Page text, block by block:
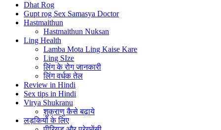
Dhat Rog
Gupt rog Sex Samasya Doctor
Hastmaithun
Hastmaithun Nuksan
Ling Health
Lamba Mota Ling Kaise Kare
Ling SIze
लिंग के रोग जानकारी
लिंग वर्धक तेल
Review in Hindi
Sex tips in Hindi
Virya Shukranu
शुक्राणु कैसे बढ़ाये
लड़कियों के लिए